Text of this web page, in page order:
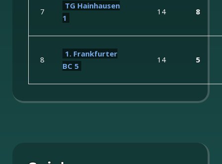
7
TG Hainhausen
1
14 8
8
1. Frankfurter
BC 5
14 5